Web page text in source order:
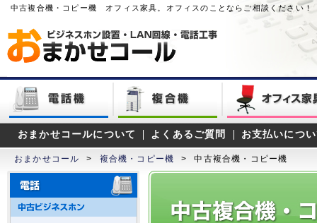
中古複合機・コピー機 オフィス家具。オフィスのことならご相談ください！
おまかせコールについて よくあるご質問 お支払いにつ
おまかせコール > 複合機・コピー機 > 中古複合機・コピー機